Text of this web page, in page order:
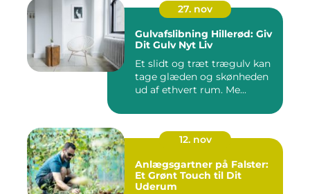
27. nov
Gulvafslibning Hillerød: Giv
Dit Gulv Nyt Liv
Et slidt og træt trægulv kan
tage glæden og skønheden
ud af ethvert rum. Me...
12. nov
Anlægsgartner på Falster:
Et Grønt Touch til Dit
Uderum